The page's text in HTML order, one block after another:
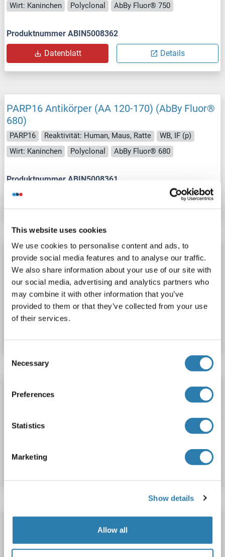
This website uses cookies
We use cookies to personalise content and ads, to
provide social media features and to analyse our traffic.
We also share information about your use of our site with
our social media, advertising and analytics partners who
may combine it with other information that you’ve
provided to them or that they’ve collected from your use
of their services.
Selection
Necessary
Preferences
Statistics
Marketing
Show details
Allow all
Wirt: Kaninchen
Polyclonal AbBy Fluor® 750
Produktnummer ABIN5008362
Datenblatt Details
PARP16 Antikörper (AA 120-170) (AbBy Fluor®
680)
PARP16 Reaktivität: Human, Maus, Ratte
WB, IF (p)
Wirt: Kaninchen
Polyclonal AbBy Fluor® 680
Produktnummer ABIN5008361
Details
PARP16 Antikörper (AA 120-170) (Cy5.5)
PARP16 Reaktivität: Human, Maus, Ratte
WB, IF (p)
Wirt: Kaninchen
Polyclonal Cy5.5
Produktnummer ABIN1421581
WB, IF (p)
PARP16 Antikörper (AA 120-170) (Cy3)
Wirt: Kaninchen
Polyclonal Cy3